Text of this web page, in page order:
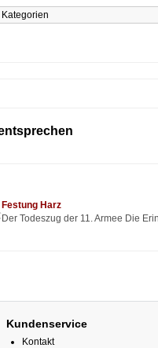
Festung Harz
Der Todeszug der 11. Armee Die
Kundenservice
Kontakt